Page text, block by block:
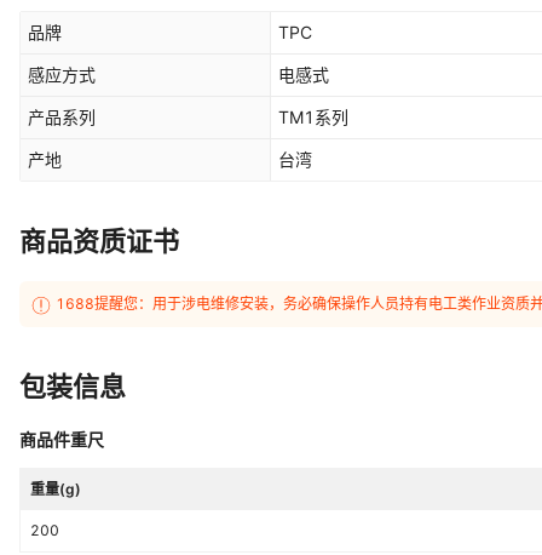
品牌 TPC
感应方式 电感式
产品系列 TM1系列
产地 台湾
商品资质证书
1688提醒您：用于涉电维修安装，务必确保操作人员持有电工类作业资质
包装信息
商品件重尺
重量(g)
200